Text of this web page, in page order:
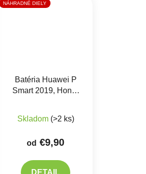
NÁHRADNÉ DIELY
Batéria Huawei P
Smart 2019, Honor
Skladom (>2 ks)
od €9,90